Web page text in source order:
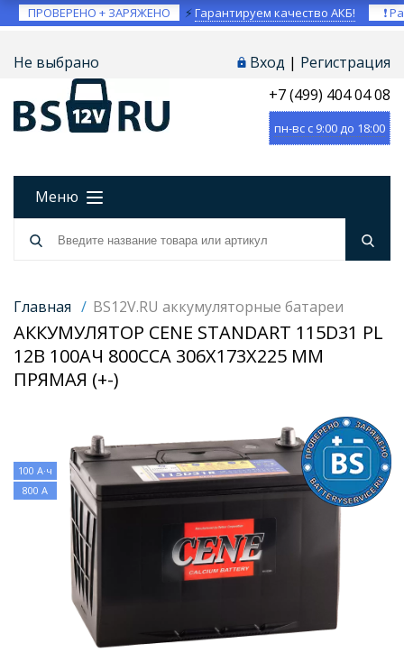
ПРОВЕРЕНО + ЗАРЯЖЕНО ⚡Гарантируем качество АКБ! ❗
Не выбрано Вход | Регистрация
+7 (499) 404 04 08
пн-вс с 9:00 до 18:00
Меню
Главная / BS12V.RU аккумуляторные батареи
АККУМУЛЯТОР CENE STANDART 115D31 PL
12В 100АЧ 800CCA 306X173X225 ММ
ПРЯМАЯ (+-)
100 А·ч
800 А